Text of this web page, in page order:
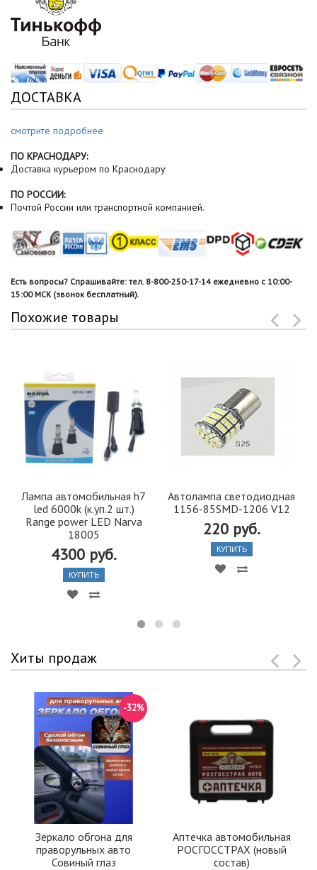
ДОСТАВКА
смотрите подробнее
ПО КРАСНОДАРУ:
Доставка курьером по Краснодару
ПО РОССИИ:
Почтой России или транспортной компанией.
Есть вопросы? Спрашивайте: тел. 8-800-250-17-14 ежедневно с 10:00-
15:00 МСК (звонок бесплатный).
Похожие товары
Лампа автомобильная h7
led 6000k (к.уп.2 шт.)
Range power LED Narva
18005
4300 руб.
КУПИТЬ
Автолампа светодиодная
1156-85SMD-1206 V12
220 руб.
КУПИТЬ
Хиты продаж
Зеркало обгона для
праворульных авто
Совиный глаз
-32%
Аптечка автомобильная
РОСГОССТРАХ (новый
состав)